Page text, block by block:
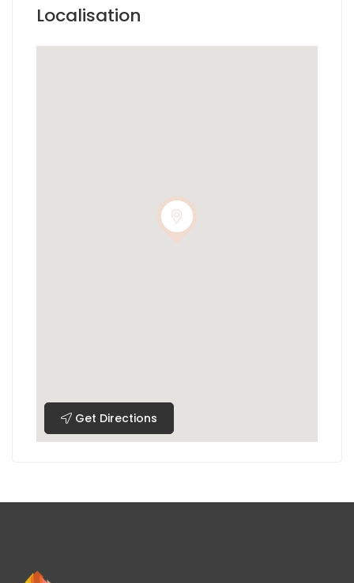
Localisation
Get Directions